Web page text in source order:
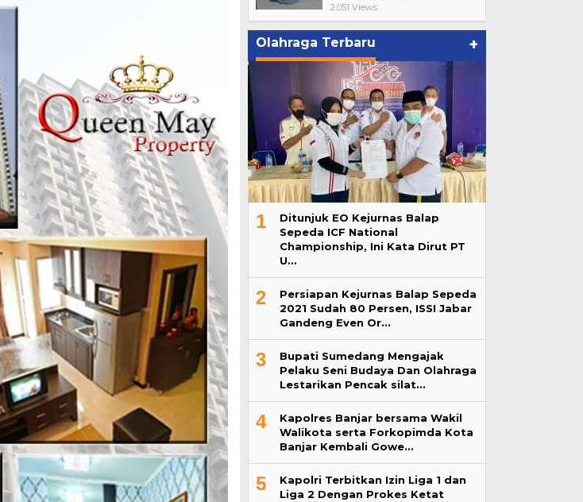
2.051 Views
Olahraga Terbaru +
1
Ditunjuk EO Kejurnas Balap
Sepeda ICF National
Championship, Ini Kata Dirut PT
U…
2
Persiapan Kejurnas Balap Sepeda
2021 Sudah 80 Persen, ISSI Jabar
Gandeng Even Or…
3
Bupati Sumedang Mengajak
Pelaku Seni Budaya Dan Olahraga
Lestarikan Pencak silat…
4
Kapolres Banjar bersama Wakil
Walikota serta Forkopimda Kota
Banjar Kembali Gowe…
5
Kapolri Terbitkan Izin Liga 1 dan
Liga 2 Dengan Prokes Ketat